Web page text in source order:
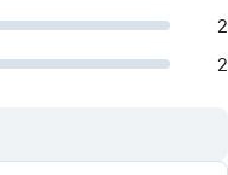
2
2